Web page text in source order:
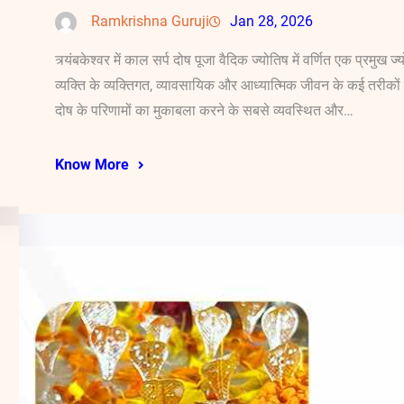
Ramkrishna Guruji Jan 28, 2026
त्र्यंबकेश्वर में काल सर्प दोष पूजा वैदिक ज्योतिष में वर्णित एक प्रमुख
व्यक्ति के व्यक्तिगत, व्यावसायिक और आध्यात्मिक जीवन के कई
दोष के परिणामों का मुकाबला करने के सबसे व्यवस्थित और…
Know More